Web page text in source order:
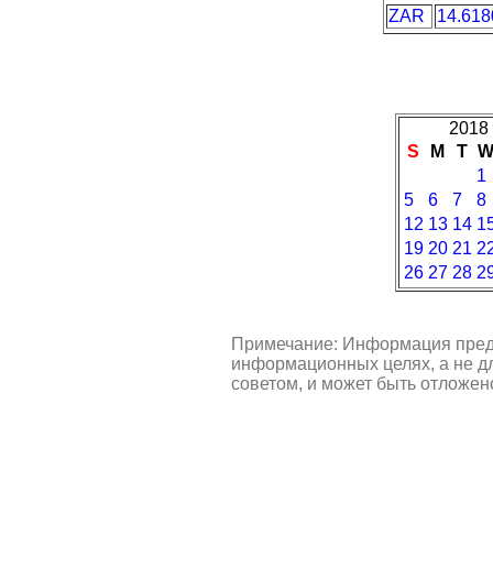
ZAR
2018
S
M T
1
5
6 7
8
12 13 14
19 20 21
26 27 28
Примечание: Информация
информационных целях, а не
советом, и может быть